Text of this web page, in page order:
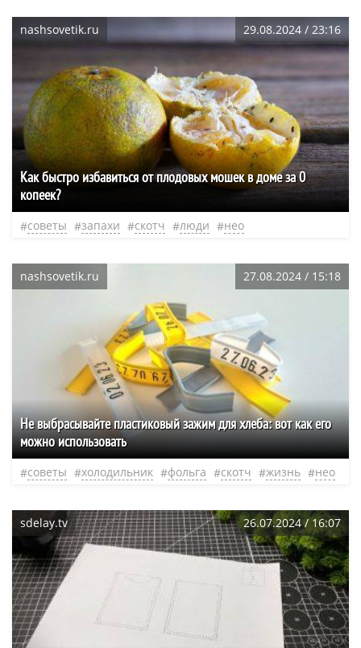
nashsovetik.ru 29.08.2024 / 23:16
Как быстро избавиться от плодовых мошек в доме за 0
копеек?
советы запахи скотч люди нео
nashsovetik.ru 27.08.2024 / 15:18
Не выбрасывайте пластиковый зажим для хлеба: вот как его
можно использовать
советы холодильник фольга скотч жизнь нео
sdelay.tv 26.07.2024 / 16:07